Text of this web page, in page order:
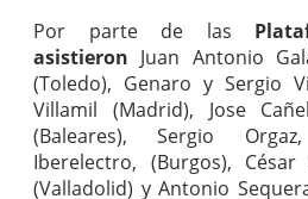
Por parte de las
asistieron Juan Antonio
(Toledo), Genaro y Sergio
Villamil (Madrid), Jose
(Baleares), Sergio
Iberelectro, (Burgos),
(Valladolid) y Antonio